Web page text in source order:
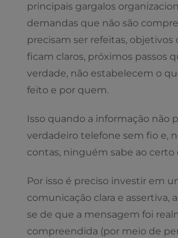
principais gargalos
demandas que não são
precisam ser refeitas, objetivos
ficam claros, próximos passos
verdade, não estabelecem o
feito e por quem.
Isso quando a informação não
verdadeiro telefone sem fio e,
contas, ninguém sabe ao certo
Por isso é preciso investir em
comunicação clara e assertiva,
se de que a mensagem foi
compreendida (por meio de